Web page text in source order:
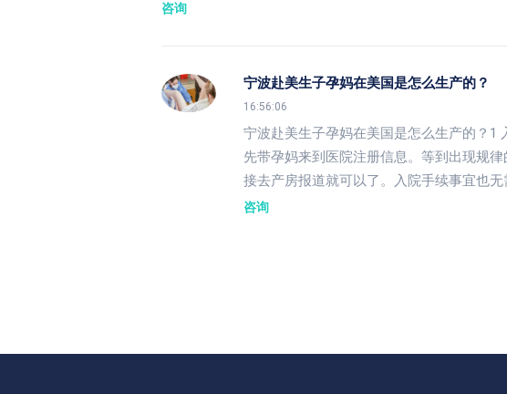
咨询
宁波赴美生子孕妈在美国是怎么生产的？
16:56:06
宁波赴美生子孕妈在美国是怎么生产的？1
先带孕妈来到医院注册信息。等到出现规
接去产房报道就可以了。入院手续事宜也无
咨询